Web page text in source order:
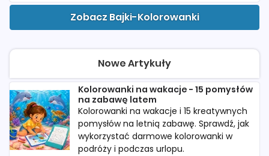
Zobacz Bajki-Kolorowanki
Nowe Artykuły
Kolorowanki na wakacje - 15 pomysłów
na zabawę latem
Kolorowanki na wakacje i 15 kreatywnych
pomysłów na letnią zabawę. Sprawdź, jak
wykorzystać darmowe kolorowanki w
podróży i podczas urlopu.